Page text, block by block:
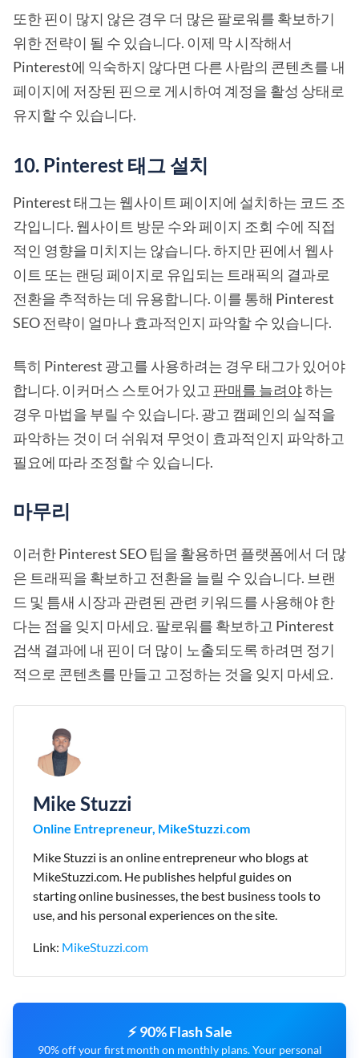
또한 핀이 많지 않은 경우 더 많은 팔로워를 확보하기
위한 전략이 될 수 있습니다. 이제 막 시작해서
Pinterest에 익숙하지 않다면 다른 사람의 콘텐츠를 내
페이지에 저장된 핀으로 게시하여 계정을 활성 상태로
유지할 수 있습니다.
10. Pinterest 태그 설치
Pinterest 태그는 웹사이트 페이지에 설치하는 코드 조
각입니다. 웹사이트 방문 수와 페이지 조회 수에 직접
적인 영향을 미치지는 않습니다. 하지만 핀에서 웹사
이트 또는 랜딩 페이지로 유입되는 트래픽의 결과로
전환을 추적하는 데 유용합니다. 이를 통해 Pinterest
SEO 전략이 얼마나 효과적인지 파악할 수 있습니다.
특히 Pinterest 광고를 사용하려는 경우 태그가 있어야
합니다. 이커머스 스토어가 있고 판매를 늘려야하는
경우 마법을 부릴 수 있습니다. 광고 캠페인의 실적을
파악하는 것이 더 쉬워져 무엇이 효과적인지 파악하고
필요에 따라 조정할 수 있습니다.
마무리
이러한 Pinterest SEO 팁을 활용하면 플랫폼에서 더 많
은 트래픽을 확보하고 전환을 늘릴 수 있습니다. 브랜
드 및 틈새 시장과 관련된 관련 키워드를 사용해야 한
다는 점을 잊지 마세요. 팔로워를 확보하고 Pinterest
검색 결과에 내 핀이 더 많이 노출되도록 하려면 정기
적으로 콘텐츠를 만들고 고정하는 것을 잊지 마세요.
Mike Stuzzi
Online Entrepreneur, MikeStuzzi.com
Mike Stuzzi is an online entrepreneur who blogs at
MikeStuzzi.com. He publishes helpful guides on
starting online businesses, the best business tools to
use, and his personal experiences on the site.
Link: MikeStuzzi.com
⚡ 90% Flash Sale
90% off your first month on monthly plans. Your personal